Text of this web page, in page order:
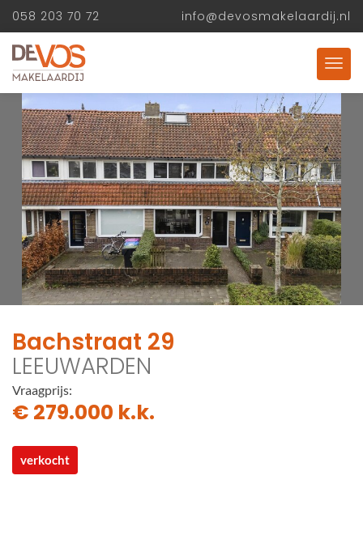
058 203 70 72 info@devosmakelaardij.nl
Bachstraat 29
LEEUWARDEN
Vraagprijs:
€ 279.000 k.k.
verkocht